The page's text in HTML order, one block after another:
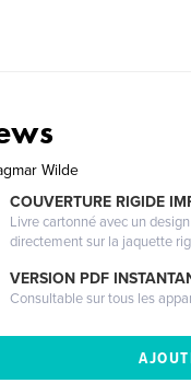
Wilde
COUVERTURE RIGIDE
Livre cartonné avec un
directement sur la jaquette
VERSION PDF
Consultable sur tous les